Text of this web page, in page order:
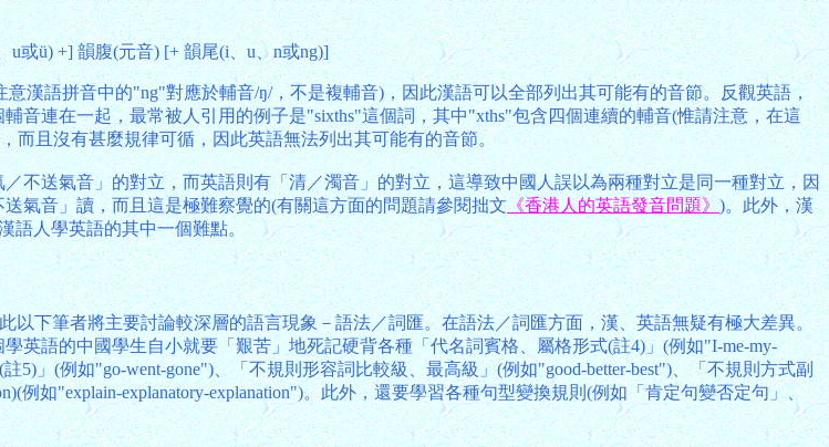
u或ü) +] 韻腹(元音) [+ 韻尾(i、u、n或ng)]
漢語拼音中的"ng"對應於輔音/ŋ/，不是複輔音)，因此漢語可以全部列出其可能有的音節。反觀英語，
音連在一起，最常被人引用的例子是"sixths"這個詞，其中"xths"包含四個連續的輔音(惟請注意，在這
而且沒有甚麼規律可循，因此英語無法列出其可能有的音節。
不送氣音」的對立，而英語則有「清／濁音」的對立，這導致中國人誤以為兩種對立是同一種對立，因
氣音」讀，而且這是極難察覺的(有關這方面的問題請參閱拙文《香港人的英語發音問題》)。此外，漢
語人學英語的其中一個難點。
下筆者將主要討論較深層的語言現象－語法／詞匯。在語法／詞匯方面，漢、英語無疑有極大差異。
英語的中國學生自小就要「艱苦」地死記硬背各種「代名詞賓格、屬格形式(註4)」(例如"I-me-my-
」(例如"go-went-gone")、「不規則形容詞比較級、最高級」(例如"good-better-best")、「不規則方式副
例如"explain-explanatory-explanation")。此外，還要學習各種句型變換規則(例如「肯定句變否定句」、